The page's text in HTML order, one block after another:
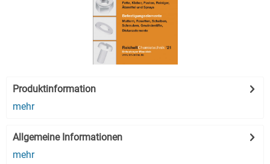
Produktinformation
mehr
Allgemeine Informationen
mehr